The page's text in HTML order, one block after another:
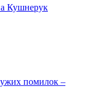
Кушнерук
помилок –